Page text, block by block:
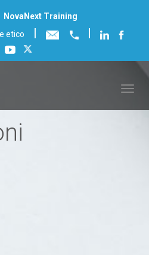
NovaNext Training
etico | |